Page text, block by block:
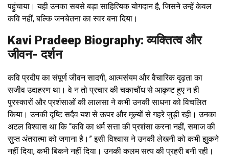
पहुंचाया। यही उनका सबसे बड़ा साहित्यिक योगदान है, जिसने उन्हें केवल
कवि नहीं, बल्कि जनचेतना का स्वर बना दिया।
Kavi Pradeep Biography: व्यक्तित्व और
जीवन- दर्शन
कवि प्रदीप का संपूर्ण जीवन सादगी, आत्मसंयम और वैचारिक दृढ़ता का
सजीव उदाहरण था। वे न तो प्रचार की चकाचौंध से आकृष्ट हुए न ही
पुरस्कारों और प्रशंसाओं की लालसा ने कभी उनकी साधना को विचलित
किया। उनकी दृष्टि सदैव यश से ऊपर और मूल्यों से गहरे जुड़ी रही। उनका
अटल विश्वास था कि “कवि का धर्म सत्ता की प्रशंसा करना नहीं, समाज की
सुप्त अंतरात्मा को जगाना है।” इसी विश्वास ने उनकी लेखनी को कभी झुकने
नहीं दिया, कभी बिकने नहीं दिया। उनकी कलम सत्य की प्रहरी बनी रही।